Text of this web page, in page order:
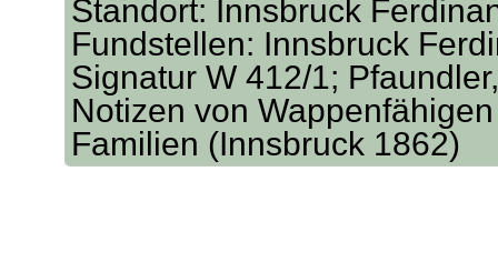
Standort: Innsbruck
Fundstellen: Innsbruck
Signatur W 412/1;
Notizen von
Familien (Innsbruck 1862)